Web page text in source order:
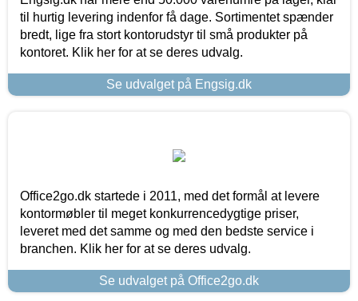
til hurtig levering indenfor få dage. Sortimentet spænder
bredt, lige fra stort kontorudstyr til små produkter på
kontoret. Klik her for at se deres udvalg.
Se udvalget på Engsig.dk
Office2go.dk startede i 2011, med det formål at levere
kontormøbler til meget konkurrencedygtige priser,
leveret med det samme og med den bedste service i
branchen. Klik her for at se deres udvalg.
Se udvalget på Office2go.dk